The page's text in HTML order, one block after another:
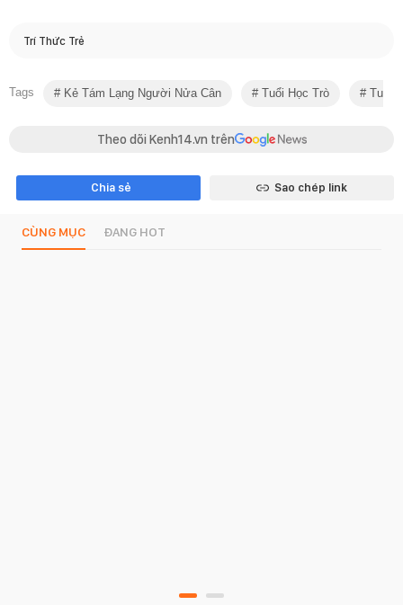
Trí Thức Trẻ
Tags Kẻ Tám Lạng Người Nửa Cân Tuổi Học Trò Tuổi
Theo dõi Kenh14.vn trên
Chia sẻ Sao chép link
CÙNG MỤC ĐANG HOT